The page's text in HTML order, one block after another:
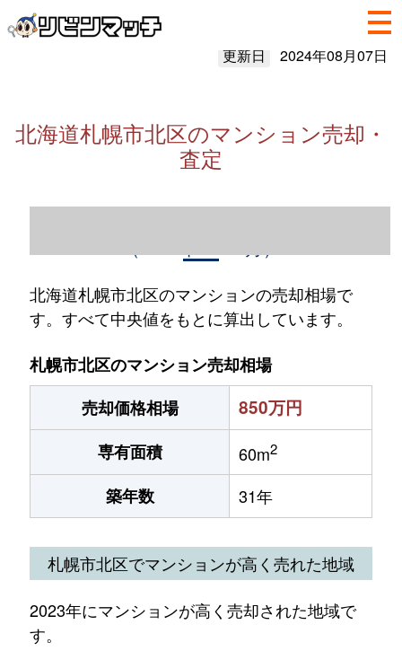
更新日 2024年08月07日
北海道札幌市北区のマンション売却・
査定
北海道札幌市北区のマンションの売却相場で
す。すべて中央値をもとに算出しています。
札幌市北区のマンション売却相場
売却価格相場
850万円
専有面積 60m2
築年数 31年
札幌市北区でマンションが高く売れた地域
2023年にマンションが高く売却された地域で
す。